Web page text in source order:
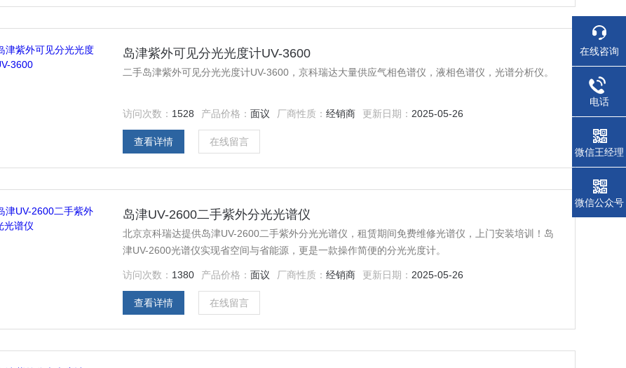
岛津紫外可见分光光度计UV-3600
二手岛津紫外可见分光光度计UV-3600，京科瑞达大量供应气相色谱仪，液相色谱仪，光谱分析仪。
访问次数： 1528 产品价格：面议 厂商性质：经销商 更新日期： 2025-05-26
查看详情 在线留言
岛津UV-2600二手紫外分光光谱仪
北京京科瑞达提供岛津UV-2600二手紫外分光光谱仪，租赁期间免费维修光谱仪，上门安装培训！岛
津UV-2600光谱仪实现省空间与省能源，更是一款操作简便的分光光度计。
访问次数： 1380 产品价格：面议 厂商性质：经销商 更新日期： 2025-05-26
查看详情 在线留言
在线咨询
电话
微信王经理
微信公众号